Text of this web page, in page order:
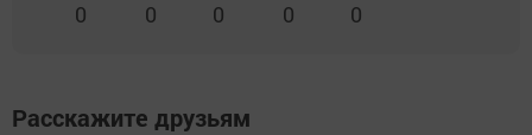
0 0 0 0 0
Расскажите друзьям